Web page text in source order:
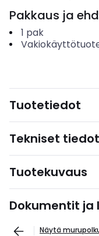
Pakkaus ja
1 pak
Tuotetiedot
Tekniset tiedot
Tuotekuvaus
Dokumentit ja
Näytä